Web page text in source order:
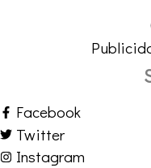
Facebook
Twitter
Instagram